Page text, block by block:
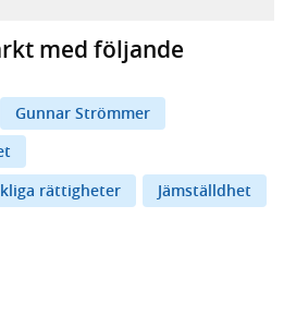
med följande
Gunnar Strömmer
rättigheter
Jämställdhet